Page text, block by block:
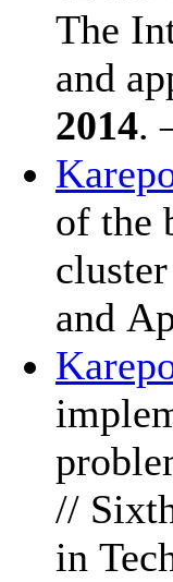
The
and
2014.
of the
and
//
in